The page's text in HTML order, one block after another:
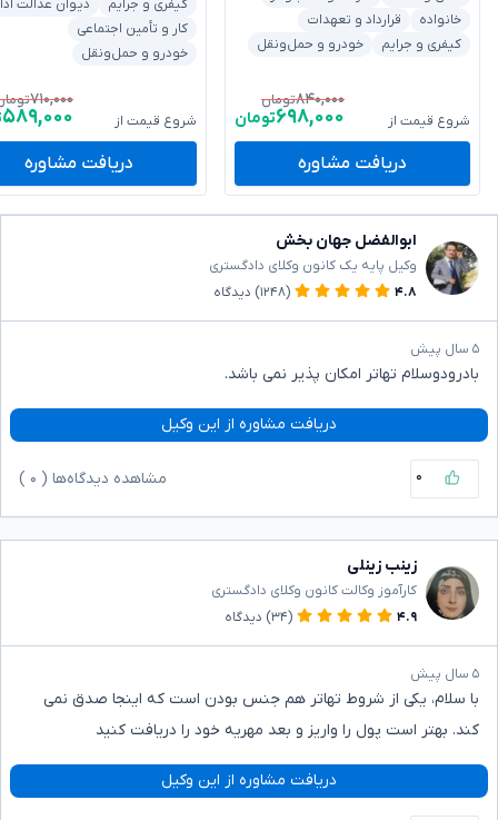
خانواده
قرارداد و تعهدات
کیفری و جرایم
خودرو و حمل‌ونقل
شروع قیمت از
۸۴۰,۰۰۰تومان
۶۹۸,۰۰۰تومان
دریافت مشاوره
کیفری و جرایم
دیوان عدالت
کار و تأمین اجتماعی
خودرو و حمل‌ونقل
شروع قیمت از
۷۱۰,۰۰۰
۵۸۹,۰۰۰
دریافت مشاوره
ابوالفضل جهان بخش
وکیل پایه یک کانون وکلای دادگستری
۴.۸
(۱۲۴۸) دیدگاه
۵ سال پیش
بادرودوسلام تهاتر امکان پذیر نمی باشد.
دریافت مشاوره از این وکیل
۰ مشاهده دیدگاه‌ها ( ۰
زینب زینلی
کارآموز وکالت کانون وکلای دادگستری
۴.۹
(۳۴) دیدگاه
۵ سال پیش
با سلام، یکی از شروط تهاتر هم جنس بودن است که اینجا صدق نمی
کند. بهتر است پول را واریز و بعد مهریه خود را دریافت کنید
دریافت مشاوره از این وکیل